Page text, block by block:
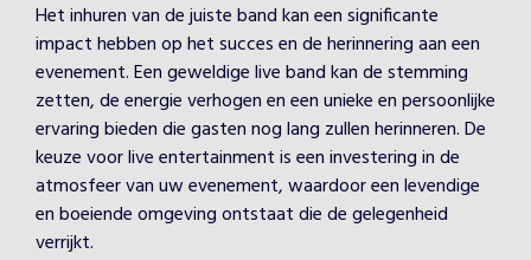
Het inhuren van de juiste band kan een significante
impact hebben op het succes en de herinnering aan een
evenement. Een geweldige live band kan de stemming
zetten, de energie verhogen en een unieke en persoonlijke
ervaring bieden die gasten nog lang zullen herinneren. De
keuze voor live entertainment is een investering in de
atmosfeer van uw evenement, waardoor een levendige
en boeiende omgeving ontstaat die de gelegenheid
verrijkt.